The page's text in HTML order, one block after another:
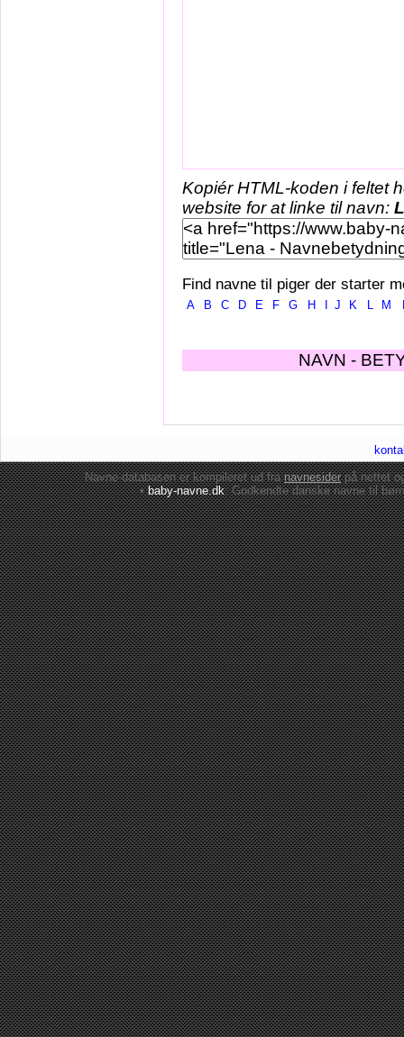
Kopiér HTML-koden i feltet
website for at linke til navn:
Find navne til piger der starter
A B C D E F G H J K L M
NAVN -
Navne-databasen er kompileret ud franavnesiderpå nettet
•baby-navne.dk: Godkendte danskenavne til børn